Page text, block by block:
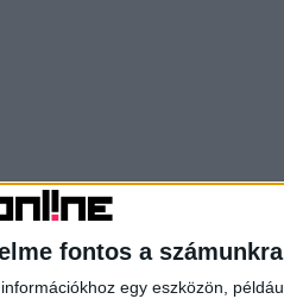
fontos a számunkra
egy eszközön,